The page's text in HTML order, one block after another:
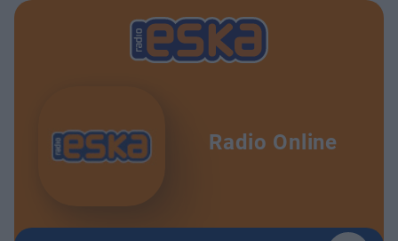
Radio Online